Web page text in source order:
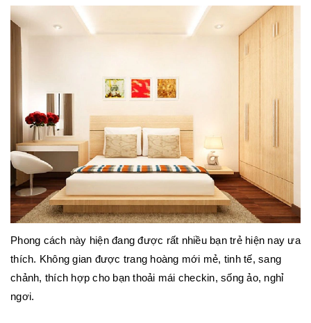
Phong cách này hiện đang được rất nhiều bạn trẻ hiện nay ưa
thích. Không gian được trang hoàng mới mẻ, tinh tế, sang
chảnh, thích hợp cho bạn thoải mái checkin, sống ảo, nghỉ
ngơi.